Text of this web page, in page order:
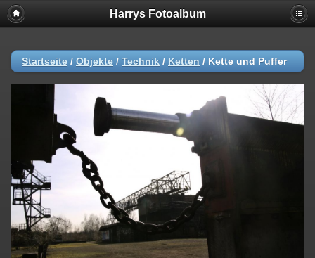
Harrys Fotoalbum
Startseite / Objekte / Technik / Ketten / Kette und Puffer